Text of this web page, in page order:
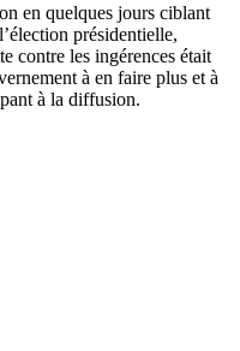
en quelques jours ciblant
présidentielle,
contre les ingérences était
à en faire plus et à
à la diffusion.